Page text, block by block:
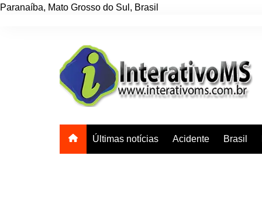
Paranaíba, Mato Grosso do Sul , Brasil
Últimas notícias Acidente Brasil